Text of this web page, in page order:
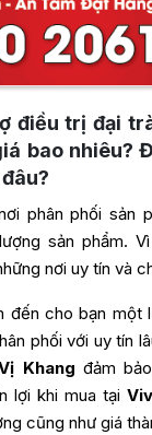
điều trị đại
bao nhiêu?
phân phối sản
sản phẩm.
nơi uy tín và
đến cho bạn một
phối với uy tín
Khang đảm
lợi khi mua tại
cũng như giá